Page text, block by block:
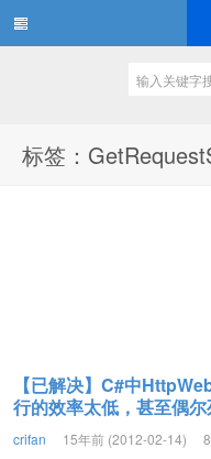
标签：
【已解决】C#中
行的效率太低，甚至偶
crifan 15年前 (2012-02-14)